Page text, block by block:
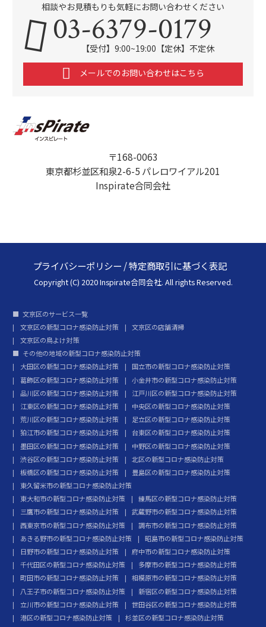
相談やお見積もりも気軽にお問い合わせください
03-6379-0179
【受付】9:00~19:00【定休】不定休
メールでのお問い合わせはこちら
〒168-0063
東京都杉並区和泉2-6-5 パレロワイアル201
Inspirate合同会社
プライバシーポリシー /特定商取引に基づく表記
Copyright (C) 2020 Inspirate合同会社. All rights Reserved.
文京区のサービス一覧
文京区の新型コロナ感染防止対策
文京区の店舗清掃
文京区の鳥よけ対策
その他の地域の新型コロナ感染防止対策
大田区の新型コロナ感染防止対策
国立市の新型コロナ感染防止対策
葛飾区の新型コロナ感染防止対策
小金井市の新型コロナ感染防止対策
品川区の新型コロナ感染防止対策
江戸川区の新型コロナ感染防止対策
江東区の新型コロナ感染防止対策
中央区の新型コロナ感染防止対策
荒川区の新型コロナ感染防止対策
足立区の新型コロナ感染防止対策
狛江市の新型コロナ感染防止対策
台東区の新型コロナ感染防止対策
墨田区の新型コロナ感染防止対策
中野区の新型コロナ感染防止対策
渋谷区の新型コロナ感染防止対策
北区の新型コロナ感染防止対策
板橋区の新型コロナ感染防止対策
豊島区の新型コロナ感染防止対策
東久留米市の新型コロナ感染防止対策
東大和市の新型コロナ感染防止対策
練馬区の新型コロナ感染防止対策
三鷹市の新型コロナ感染防止対策
武蔵野市の新型コロナ感染防止対策
西東京市の新型コロナ感染防止対策
調布市の新型コロナ感染防止対策
あきる野市の新型コロナ感染防止対策
昭島市の新型コロナ感染防止対策
日野市の新型コロナ感染防止対策
府中市の新型コロナ感染防止対策
千代田区の新型コロナ感染防止対策
多摩市の新型コロナ感染防止対策
町田市の新型コロナ感染防止対策
相模原市の新型コロナ感染防止対策
八王子市の新型コロナ感染防止対策
新宿区の新型コロナ感染防止対策
立川市の新型コロナ感染防止対策
世田谷区の新型コロナ感染防止対策
港区の新型コロナ感染防止対策
杉並区の新型コロナ感染防止対策